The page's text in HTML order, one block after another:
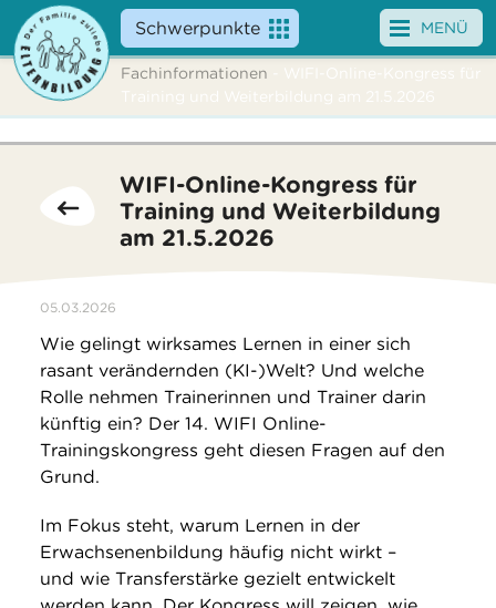
Schwerpunkte
Angebote
News
Suche
MENÜ
Fachinformationen - WIFI-Online-Kongress für
Training und Weiterbildung am 21.5.2026
WIFI-Online-Kongress für
Training und Weiterbildung
am 21.5.2026
05.03.2026
Wie gelingt wirksames Lernen in einer sich
rasant verändernden (KI-)Welt? Und welche
Rolle nehmen Trainerinnen und Trainer darin
künftig ein? Der 14. WIFI Online-
Trainingskongress geht diesen Fragen auf den
Grund.
Im Fokus steht, warum Lernen in der
Erwachsenenbildung häufig nicht wirkt –
und wie Transferstärke gezielt entwickelt